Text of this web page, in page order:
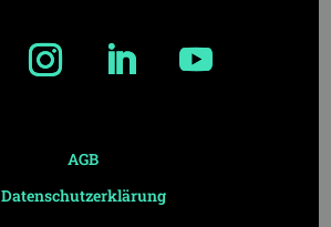
AGB
Datenschutzerklärung